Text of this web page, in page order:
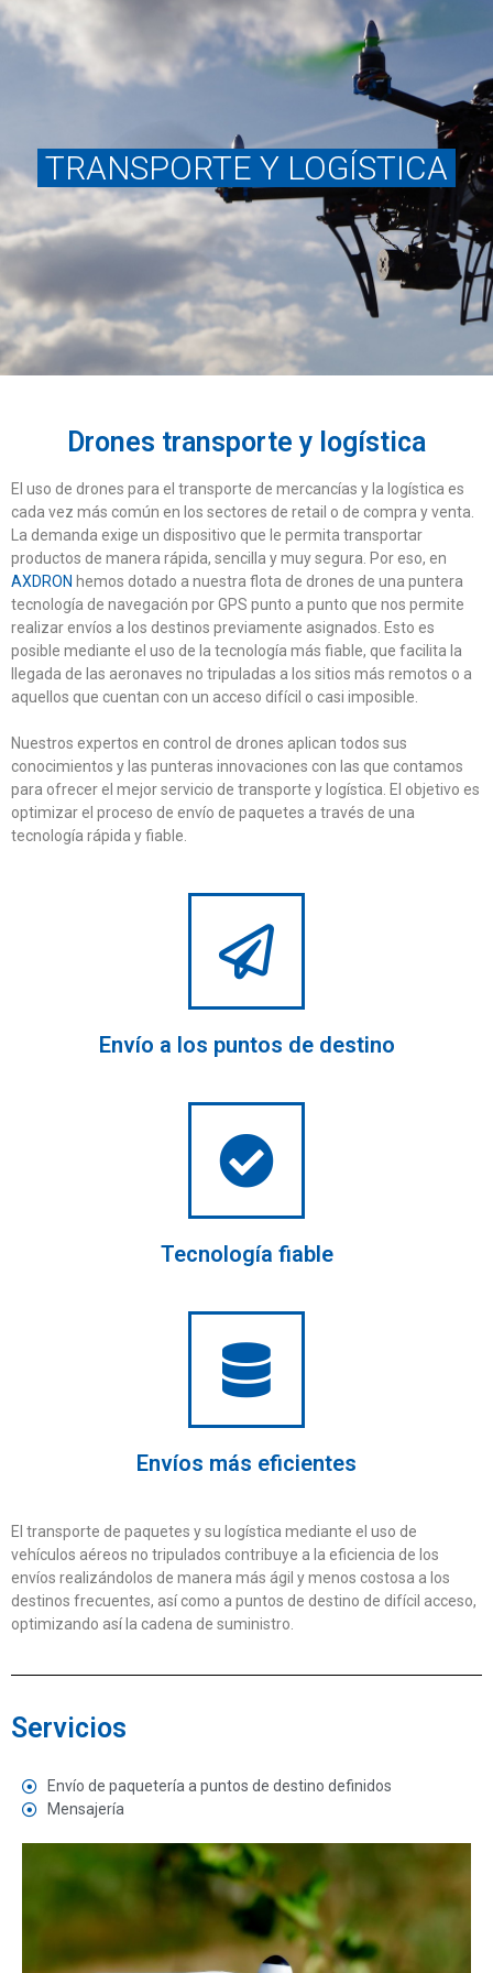
TRANSPORTE Y LOGÍSTICA
Drones transporte y logística
El uso de drones para el transporte de mercancías y la logística es
cada vez más común en los sectores de retail o de compra y venta.
La demanda exige un dispositivo que le permita transportar
productos de manera rápida, sencilla y muy segura. Por eso, en
AXDRON hemos dotado a nuestra flota de drones de una puntera
tecnología de navegación por GPS punto a punto que nos permite
realizar envíos a los destinos previamente asignados. Esto es
posible mediante el uso de la tecnología más fiable, que facilita la
llegada de las aeronaves no tripuladas a los sitios más remotos o a
aquellos que cuentan con un acceso difícil o casi imposible.
Nuestros expertos en control de drones aplican todos sus
conocimientos y las punteras innovaciones con las que contamos
para ofrecer el mejor servicio de transporte y logística. El objetivo es
optimizar el proceso de envío de paquetes a través de una
tecnología rápida y fiable.
Envío a los puntos de destino
Tecnología fiable
Envíos más eficientes
El transporte de paquetes y su logística mediante el uso de
vehículos aéreos no tripulados contribuye a la eficiencia de los
envíos realizándolos de manera más ágil y menos costosa a los
destinos frecuentes, así como a puntos de destino de difícil acceso,
optimizando así la cadena de suministro.
Servicios
Envío de paquetería a puntos de destino definidos
Mensajería